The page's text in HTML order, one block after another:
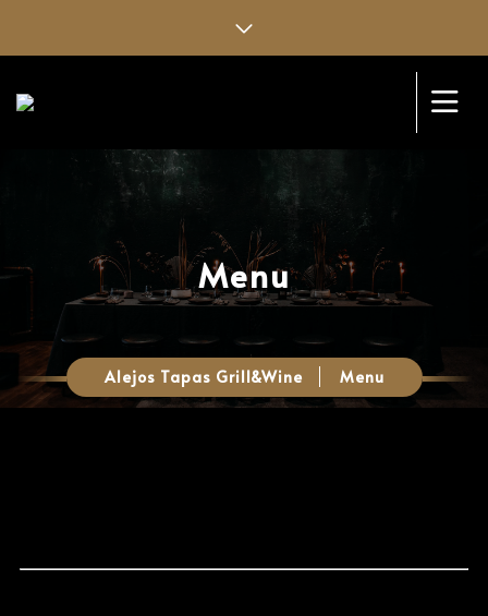
Menu
Alejos Tapas Grill&Wine Menu